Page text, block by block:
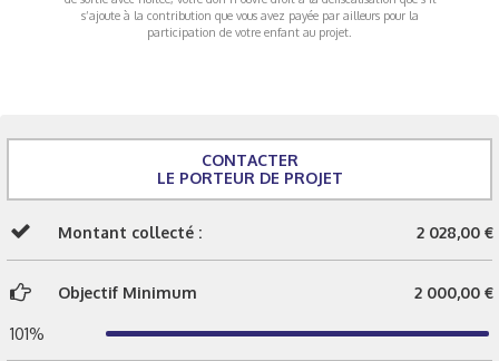
s’ajoute à la contribution que vous avez payée par ailleurs pour la
participation de votre enfant au projet.
CONTACTER
LE PORTEUR DE PROJET
Montant collecté : 2 028,00 €
Objectif Minimum 2 000,00 €
101%